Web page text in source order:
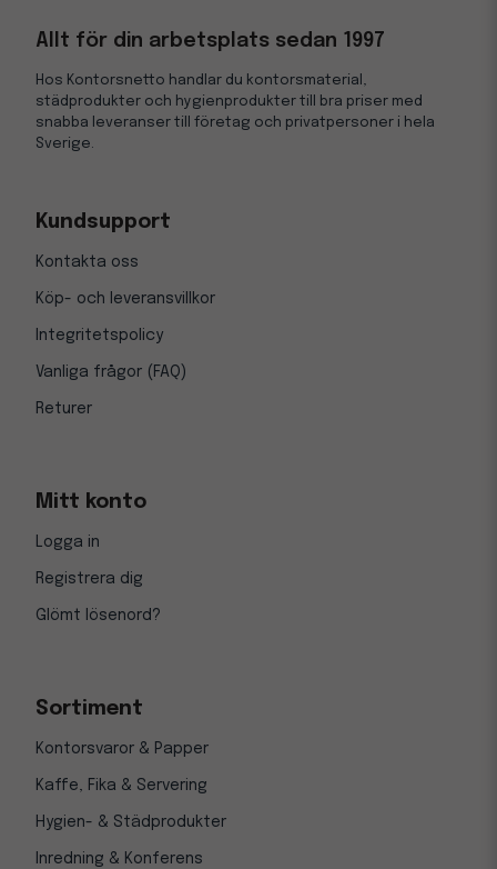
Allt för din arbetsplats sedan 1997
Hos Kontorsnetto handlar du kontorsmaterial,
städprodukter och hygienprodukter till bra priser med
snabba leveranser till företag och privatpersoner i hela
Sverige.
Kundsupport
Kontakta oss
Köp- och leveransvillkor
Integritetspolicy
Vanliga frågor (FAQ)
Returer
Mitt konto
Logga in
Registrera dig
Glömt lösenord?
Sortiment
Kontorsvaror & Papper
Kaffe, Fika & Servering
Hygien- & Städprodukter
Inredning & Konferens